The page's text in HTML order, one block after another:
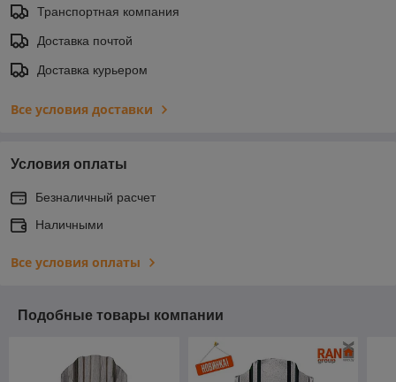
Транспортная компания
Доставка почтой
Доставка курьером
Все условия доставки
Условия оплаты
Безналичный расчет
Наличными
Все условия оплаты
Подобные товары компании